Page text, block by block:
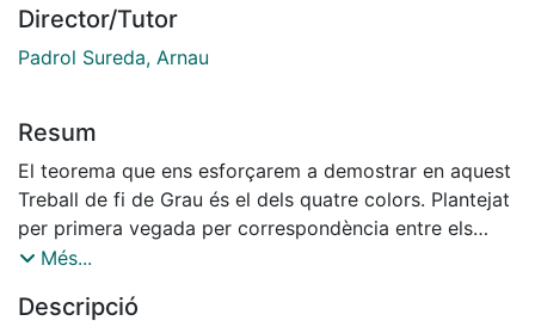
Director/Tutor
Padrol Sureda, Arnau
Resum
El teorema que ens esforçarem a demostrar en aquest
Treball de fi de Grau és el dels quatre colors. Plantejat
per primera vegada per correspondència entre els
matemàtics A. De Morgan i W. Hamilton l’any 1852.
The Athenaeum un plantejament més formal. No va ser
Més...
Descripció